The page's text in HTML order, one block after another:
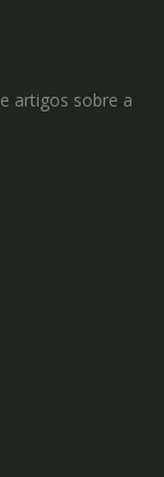
artigos sobre a